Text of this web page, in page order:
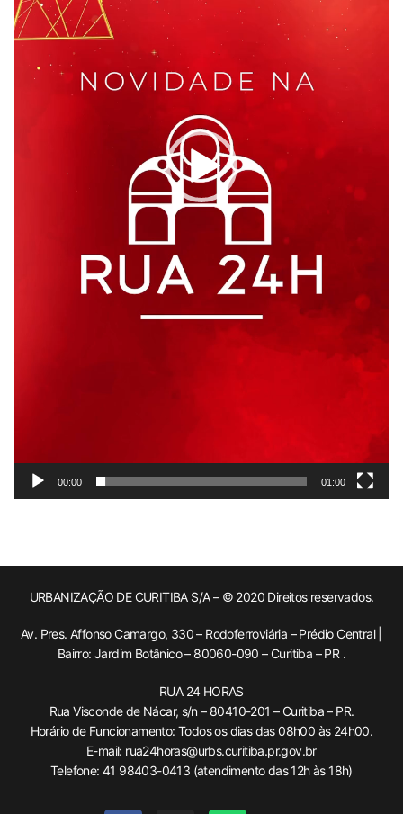
00:00 01:00
URBANIZAÇÃO DE CURITIBA S/A – © 2020 Direitos reservados.
Av. Pres. Affonso Camargo, 330 – Rodoferroviária – Prédio Central |
Bairro: Jardim Botânico – 80060-090 – Curitiba – PR .
RUA 24 HORAS
Rua Visconde de Nácar, s/n – 80410-201 – Curitiba – PR.
Horário de Funcionamento: Todos os dias das 08h00 às 24h00.
E-mail: rua24horas@urbs.curitiba.pr.gov.br
Telefone: 41 98403-0413 (atendimento das 12h às 18h)